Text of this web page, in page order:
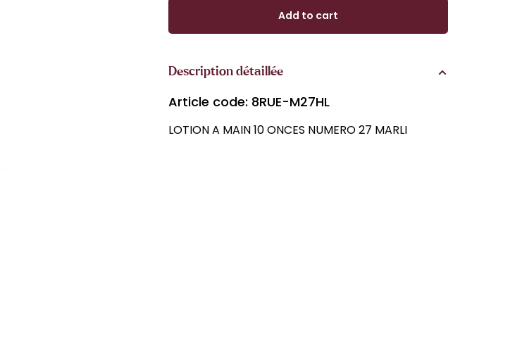
Add to cart
Description détaillée
Article code: 8RUE-M27HL
LOTION A MAIN 10 ONCES NUMERO 27 MARLI